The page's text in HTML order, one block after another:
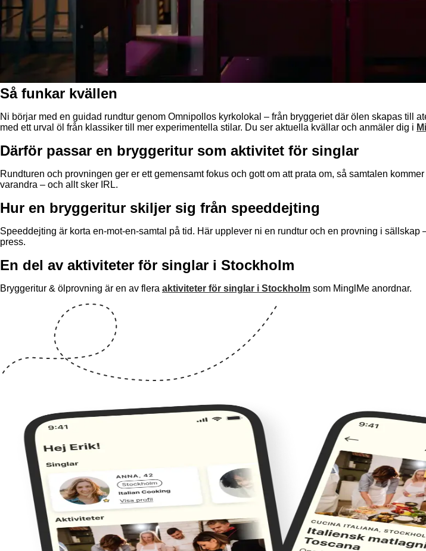
Så funkar kvällen
Ni börjar med en guidad rundtur genom Omnipollos kyrkolokal – från bryggeriet där ölen skapas till
med ett urval öl från klassiker till mer experimentella stilar. Du ser aktuella kvällar och anmäler dig i
Därför passar en bryggeritur som aktivitet för singlar
Rundturen och provningen ger er ett gemensamt fokus och gott om att prata om, så samtalen
varandra – och allt sker IRL.
Hur en bryggeritur skiljer sig från speeddejting
Speeddejting är korta en-mot-en-samtal på tid. Här upplever ni en rundtur och en provning i
press.
En del av aktiviteter för singlar i Stockholm
Bryggeritur & ölprovning är en av flera aktiviteter för singlar i Stockholm som MinglMe anordnar.